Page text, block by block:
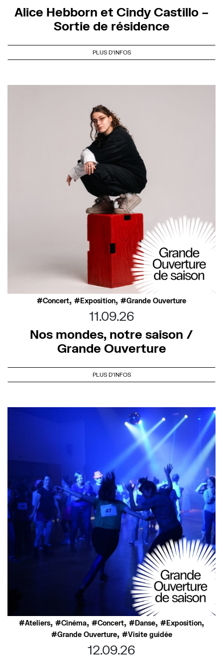
Alice Hebborn et Cindy Castillo –
Sortie de résidence
PLUS D'INFOS
Concert, Exposition, Grande Ouverture
11.09.26
Nos mondes, notre saison /
Grande Ouverture
PLUS D'INFOS
Ateliers, Cinéma, Concert, Danse, Exposition,
Grande Ouverture, Visite guidée
12.09.26